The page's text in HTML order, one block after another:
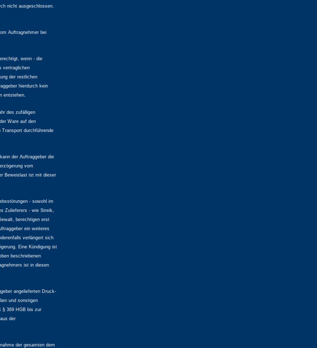
nicht ausgeschlossen.
Auftragnehmer bei
wenn - die
vertraglichen
der restlichen
hierdurch kein
entstehen.
des zufälligen
Ware auf den
Transport durchführende
der Auftraggeber die
vom
Beweislast ist mit dieser
- sowohl im
Zulieferers - wie Streik,
berechtigen erst
ein weiteres
verlängert sich
Eine Kündigung ist
beschriebenen
ist in diesen
angelieferten Druck-
und sonstigen
§ 369 HGB bis zur
der
der gesamten dem